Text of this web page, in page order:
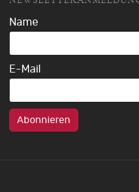
Name
E-Mail
Abonnieren